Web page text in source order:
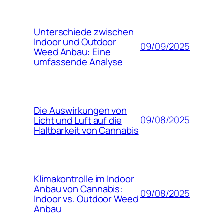
Unterschiede zwischen
Indoor und Outdoor
Weed Anbau: Eine
umfassende Analyse
09/09/2025
Die Auswirkungen von
Licht und Luft auf die
Haltbarkeit von Cannabis
09/08/2025
Klimakontrolle im Indoor
Anbau von Cannabis:
Indoor vs. Outdoor Weed
Anbau
09/08/2025